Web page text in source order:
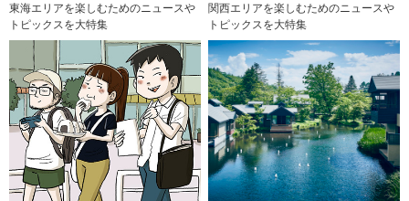
東海エリアを楽しむためのニュースや
トピックスを大特集
関西エリアを楽しむためのニュースや
トピックスを大特集